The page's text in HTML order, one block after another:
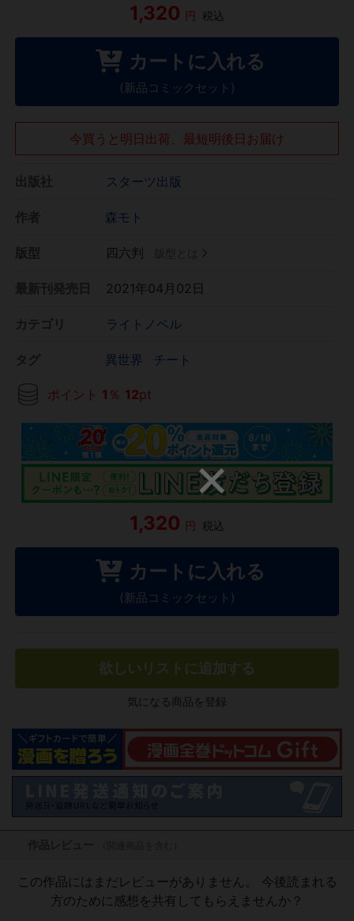
1,320 円 税込
カートに入れる
(新品コミックセット)
今買うと明日出荷、最短明後日お届け
スターツ出版
森モト
四六判
2021年04月02日
ライトノベル
異世界 チート
ポイント 1 ％ 12pt
1,320 円 税込
カートに入れる
(新品コミックセット)
欲しいリストに追加する
気になる商品を登録
この作品にはまだレビューがありません。 今後読まれる
方のために感想を共有してもらえませんか？